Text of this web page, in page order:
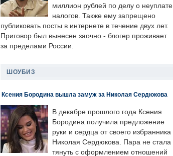
миллион рублей по делу о неуплате
налогов. Также ему запрещено
публиковать посты в интернете в течение двух лет.
Приговор был вынесен заочно - блогер проживает
за пределами России.
ШОУБИЗ
Ксения Бородина вышла замуж за Николая Сердюкова
В декабре прошлого года Ксения
Бородина получила предложение
руки и сердца от своего избранника
Николая Сердюкова. Пара не стала
тянуть с оформлением отношений